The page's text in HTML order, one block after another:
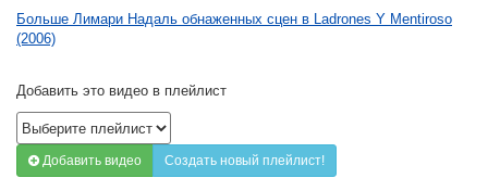
Больше Лимари Надаль обнаженных сцен в Ladrones Y Mentiroso
(2006)
Добавить это видео в плейлист
Добавить видео Создать новый плейлист!